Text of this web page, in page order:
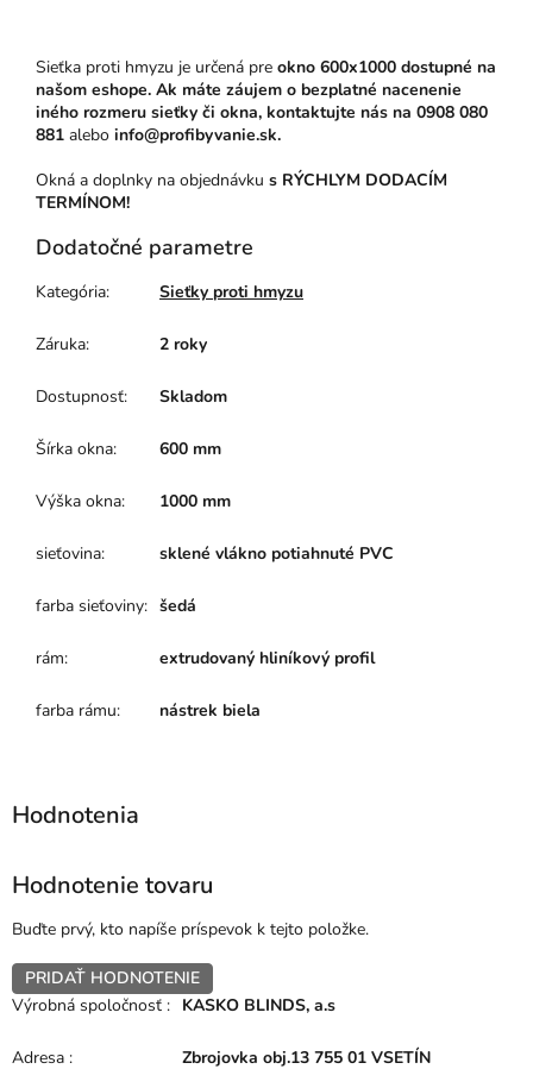
Sieťka proti hmyzu je určená pre okno 600x1000 dostupné na
našom eshope. Ak máte záujem o bezplatné nacenenie
iného rozmeru sieťky či okna, kontaktujte nás na 0908 080
881 alebo info@profibyvanie.sk.
Okná a doplnky na objednávku s RÝCHLYM DODACÍM
TERMÍNOM!
Dodatočné parametre
Kategória: Sieťky proti hmyzu
Záruka: 2 roky
Dostupnosť: Skladom
Šírka okna: 600 mm
Výška okna: 1000 mm
sieťovina: sklené vlákno potiahnuté PVC
farba sieťoviny: šedá
rám: extrudovaný hliníkový profil
farba rámu: nástrek biela
Hodnotenie tovaru
Buďte prvý, kto napíše príspevok k tejto položke.
PRIDAŤ HODNOTENIE
Výrobná spoločnosť : KASKO BLINDS, a.s
Adresa : Zbrojovka obj.13 755 01 VSETÍN